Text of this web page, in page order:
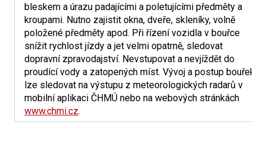
bleskem a úrazu padajícími a poletujícími předměty a
kroupami. Nutno zajistit okna, dveře, skleníky, volně
položené předměty apod. Při řízení vozidla v bouřce
snížit rychlost jízdy a jet velmi opatrně, sledovat
dopravní zpravodajství. Nevstupovat a nevjíždět do
proudící vody a zatopených míst. Vývoj a postup bouřek
lze sledovat na výstupu z meteorologických radarů v
mobilní aplikaci ČHMÚ nebo na webových stránkách
www.chmi.cz.